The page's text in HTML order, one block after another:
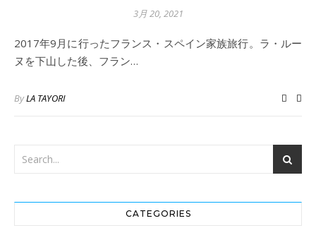
3月 20, 2021
2017年9月に行ったフランス・スペイン家族旅行。ラ・ルー
ヌを下山した後、フラン…
ByLA TAYORI
CATEGORIES